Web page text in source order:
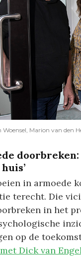
Marion van den
doorbreken:
in armoede
terecht. Die
in het
op de
Dick van